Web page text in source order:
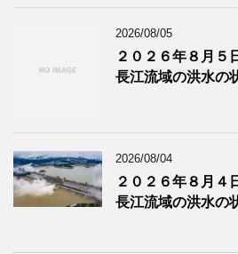
2026/08/05
２０２６年８月５
長江流域の洪水の
2026/08/04
２０２６年８月４
長江流域の洪水の